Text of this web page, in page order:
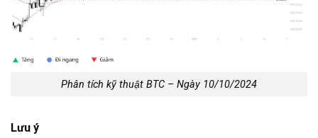
Phân tích kỹ thuật BTC – Ngày 10/10/2024
Lưu ý